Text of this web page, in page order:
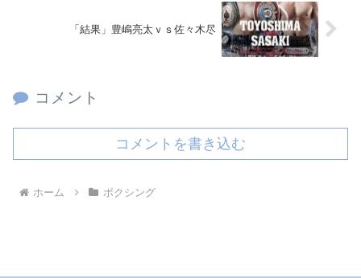
「結果」豊嶋亮太ｖｓ佐々木尽
コメント
コメントを書き込む
ホーム ボクシング